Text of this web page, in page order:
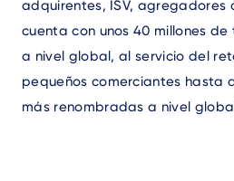
adquirentes, ISV, agregadores
cuenta con unos 40 millones
a nivel global, al servicio del
pequeños comerciantes hasta
más renombradas a nivel